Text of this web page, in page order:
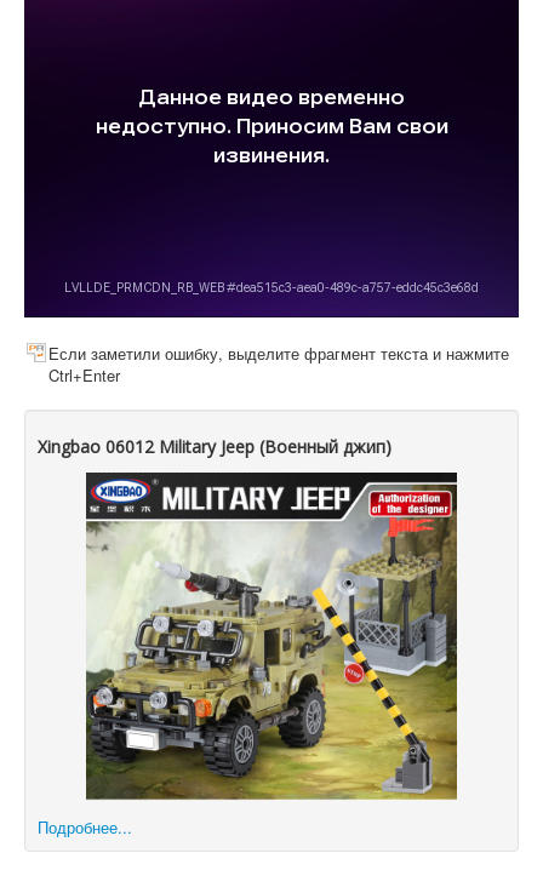
Если заметили ошибку, выделите фрагмент текста и нажмите
Ctrl+Enter
Xingbao 06012 Military Jeep (Военный джип)
Подробнее...